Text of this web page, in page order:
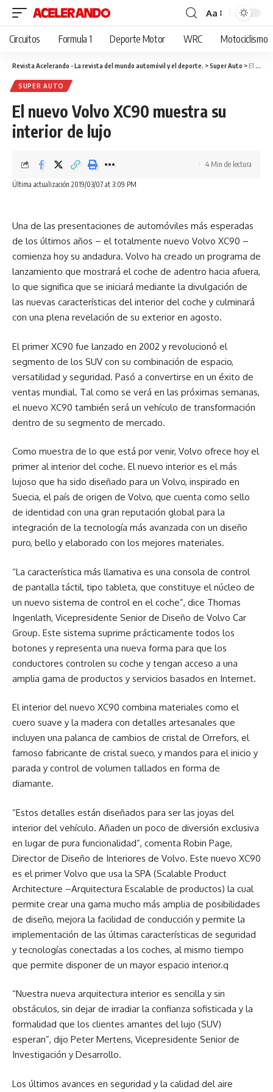
Cambiar
tamaño
fuente
Aa
Circuitos Formula 1 Deporte Motor WRC Motociclismo
Revista Acelerando - La revista del mundo automóvil y el deporte. >Super Auto >El nuevo Volvo XC90 muestra su interior de lujo
SUPER AUTO
El nuevo Volvo XC90 muestra su
interior de lujo
Última actualización 2019/03/07 at 3:09 PM
4 Min de lectura
Una de las presentaciones de automóviles más esperadas
de los últimos años – el totalmente nuevo Volvo XC90 –
comienza hoy su andadura. Volvo ha creado un programa de
lanzamiento que mostrará el coche de adentro hacia afuera,
lo que significa que se iniciará mediante la divulgación de
las nuevas características del interior del coche y culminará
con una plena revelación de su exterior en agosto.
El primer XC90 fue lanzado en 2002 y revolucionó el
segmento de los SUV con su combinación de espacio,
versatilidad y seguridad. Pasó a convertirse en un éxito de
ventas mundial. Tal como se verá en las próximas semanas,
el nuevo XC90 también será un vehículo de transformación
dentro de su segmento de mercado.
Como muestra de lo que está por venir, Volvo ofrece hoy el
primer al interior del coche. El nuevo interior es el más
lujoso que ha sido diseñado para un Volvo, inspirado en
Suecia, el país de origen de Volvo, que cuenta como sello
de identidad con una gran reputación global para la
integración de la tecnología más avanzada con un diseño
puro, bello y elaborado con los mejores materiales.
“La característica más llamativa es una consola de control
de pantalla táctil, tipo tableta, que constituye el núcleo de
un nuevo sistema de control en el coche”, dice Thomas
Ingenlath, Vicepresidente Senior de Diseño de Volvo Car
Group. Este sistema suprime prácticamente todos los
botones y representa una nueva forma para que los
conductores controlen su coche y tengan acceso a una
amplia gama de productos y servicios basados en Internet.
El interior del nuevo XC90 combina materiales como el
cuero suave y la madera con detalles artesanales que
incluyen una palanca de cambios de cristal de Orrefors, el
famoso fabricante de cristal sueco, y mandos para el inicio y
parada y control de volumen tallados en forma de
diamante.
“Estos detalles están diseñados para ser las joyas del
interior del vehículo. Añaden un poco de diversión exclusiva
en lugar de pura funcionalidad”, comenta Robin Page,
Director de Diseño de Interiores de Volvo. Este nuevo XC90
es el primer Volvo que usa la SPA (Scalable Product
Architecture –Arquitectura Escalable de productos) la cual
permite crear una gama mucho más amplia de posibilidades
de diseño, mejora la facilidad de conducción y permite la
implementación de las últimas características de seguridad
y tecnologías conectadas a los coches, al mismo tiempo
que permite disponer de un mayor espacio interior.q
“Nuestra nueva arquitectura interior es sencilla y sin
obstáculos, sin dejar de irradiar la confianza sofisticada y la
formalidad que los clientes amantes del lujo (SUV)
esperan”, dijo Peter Mertens, Vicepresidente Senior de
Investigación y Desarrollo.
Los últimos avances en seguridad y la calidad del aire